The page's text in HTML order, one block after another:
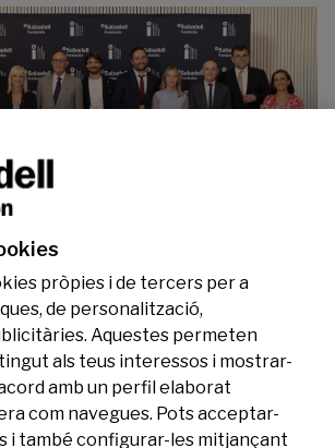
Sabadell reconeix a dos
els àmbits de l’edició del
neta
pròpies i de tercers per a
de personalització,
Aquestes permeten
als teus interessos i mostrar-
amb un perfil elaborat
com navegues. Pots acceptar-
i també configurar-les mitjançant